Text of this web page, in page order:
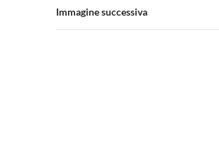
Immagine successiva